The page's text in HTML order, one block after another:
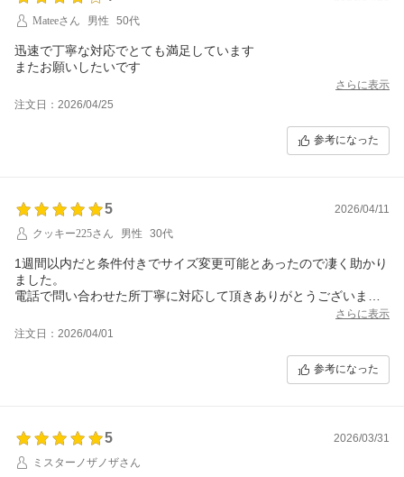
Mateeさん
男性 50代
迅速で丁寧な対応でとても満足しています
またお願いしたいです
さらに表示
注文日：2026/04/25
参考になった
5
2026/04/11
クッキー225さん
男性 30代
1週間以内だと条件付きでサイズ変更可能とあったので凄く助かり
ました。
電話で問い合わせた所丁寧に対応して頂きありがとうございまし
また機会があれば利用させて頂きます。
さらに表示
注文日：2026/04/01
参考になった
5
2026/03/31
ミスターノザノザさん